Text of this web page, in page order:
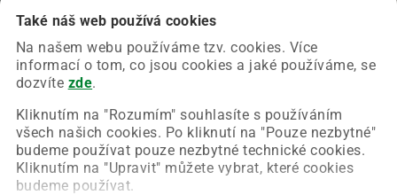
Také náš web používá cookies
Na našem webu používáme tzv. cookies. Více
informací o tom, co jsou cookies a jaké používáme, se
dozvíte zde.
Kliknutím na "Rozumím" souhlasíte s používáním
všech našich cookies. Po kliknutí na "Pouze nezbytné"
budeme používat pouze nezbytné technické cookies.
Kliknutím na "Upravit" můžete vybrat, které cookies
budeme používat.
Chyba nastala na naší straně a už ji opravujeme.
Zkuste prosím znovu načíst požadovanou stránku.
Obnovit stránku Úvodní strana